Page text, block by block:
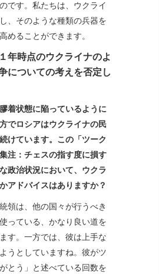
です。私たちは、ウクライ
、そのような種類の兵器を
めることができます。
年時点のウクライナのよ
についての考えを否定し
着状態に陥っているように
でロシアはウクライナの民
けています。この「ツーク
注：チェスの指す度に損す
政治状況において、ウクラ
アドバイスはありますか？
領は、他の国々が行うべき
っている、かなり良い道を
す。一方では、彼は上手な
うとしていますね。彼がツ
とう」と述べている回数を